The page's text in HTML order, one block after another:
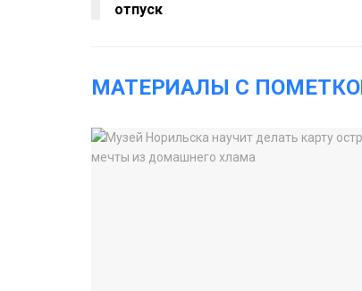
отпуск
МАТЕРИАЛЫ С